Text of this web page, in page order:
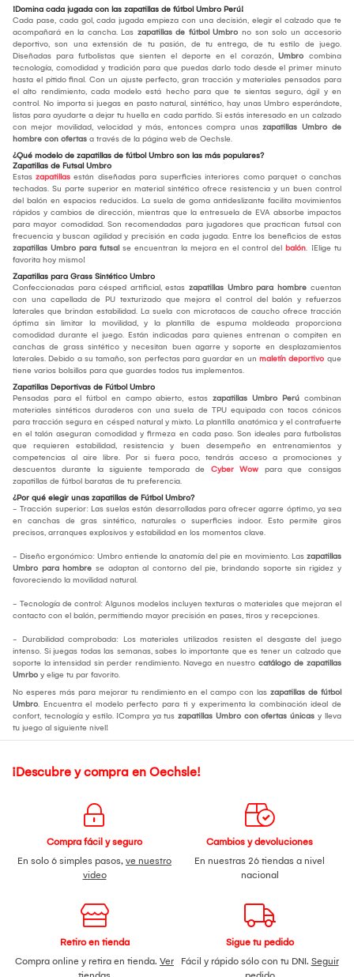
¡Domina cada jugada con las zapatillas de fútbol Umbro Perú!
Cada pase, cada gol, cada jugada empieza con una decisión, elegir el calzado que te
acompañará en la cancha. Las zapatillas de fútbol Umbro no son solo un accesorio
deportivo, son una extensión de tu pasión, de tu entrega, de tu estilo de juego.
Diseñadas para futbolistas que sienten el deporte en el corazón, Umbro combina
tecnología, comodidad y tradición para que puedas darlo todo desde el primer minuto
hasta el pitido final. Con un ajuste perfecto, gran tracción y materiales pensados para
el alto rendimiento, cada modelo está hecho para que te sientas seguro, ágil y en
control. No importa si juegas en pasto natural, sintético, hay unas Umbro esperándote,
listas para ayudarte a dejar tu huella en cada partido. Si estás interesado en un calzado
con mejor movilidad, velocidad y más, entonces compra unas zapatillas Umbro de
hombre con ofertas a través de la página web de Oechsle.
¿Qué modelo de zapatillas de fútbol Umbro son las más populares?
Zapatillas de Futsal Umbro
Estas zapatillas están diseñadas para superficies interiores como parquet o canchas
techadas. Su parte superior en material sintético ofrece resistencia y un buen control
del balón en espacios reducidos. La suela de goma antideslizante facilita movimientos
rápidos y cambios de dirección, mientras que la entresuela de EVA absorbe impactos
para mayor comodidad. Son recomendadas para jugadores que practican futsal con
frecuencia y buscan agilidad y precisión en cada jugada. Entre los beneficios de estas
zapatillas Umbro para futsal se encuentran la mejora en el control del balón. ¡Elige tu
favorita hoy mismo!
Zapatillas para Grass Sintético Umbro
Confeccionadas para césped artificial, estas zapatillas Umbro para hombre cuentan
con una capellada de PU texturizado que mejora el control del balón y refuerzos
laterales que brindan estabilidad. La suela con microtacos de caucho ofrece tracción
óptima sin limitar la movilidad, y la plantilla de espuma moldeada proporciona
comodidad durante el juego. Están indicadas para quienes entrenan o compiten en
canchas de grass sintético y necesitan buen agarre y soporte en desplazamientos
laterales. Debido a su tamaño, son perfectas para guardar en un maletín deportivo que
tiene varios bolsillos para que guardes todos tus implementos.
Zapatillas Deportivas de Fútbol Umbro
Pensadas para el fútbol en campo abierto, estas zapatillas Umbro Perú combinan
materiales sintéticos duraderos con una suela de TPU equipada con tacos cónicos
para tracción segura en césped natural y mixto. La plantilla anatómica y el contrafuerte
en el talón aseguran comodidad y firmeza en cada paso. Son ideales para futbolistas
que requieren estabilidad, resistencia y buen desempeño en entrenamientos y
competencias al aire libre. Por si fuera poco, tendrás acceso a promociones y
descuentos durante la siguiente temporada de Cyber Wow para que consigas
zapatillas de fútbol baratas de tu preferencia.
¿Por qué elegir unas zapatillas de Fútbol Umbro?
- Tracción superior: Las suelas están desarrolladas para ofrecer agarre óptimo, ya sea
en canchas de gras sintético, naturales o superficies indoor. Esto permite giros
precisos, arranques explosivos y estabilidad en los momentos clave.
- Diseño ergonómico: Umbro entiende la anatomía del pie en movimiento. Las zapatillas
Umbro para hombre se adaptan al contorno del pie, brindando soporte sin rigidez y
favoreciendo la movilidad natural.
- Tecnología de control: Algunos modelos incluyen texturas o materiales que mejoran el
contacto con el balón, permitiendo mayor precisión en pases, tiros y recepciones.
- Durabilidad comprobada: Los materiales utilizados resisten el desgaste del juego
intenso. Si juegas todas las semanas, sabes lo importante que es tener un calzado que
soporte la intensidad sin perder rendimiento. Navega en nuestro catálogo de zapatillas
Umrbo y elige tu par favorito.
No esperes más para mejorar tu rendimiento en el campo con las zapatillas de fútbol
Umbro. Encuentra el modelo perfecto para ti y experimenta la combinación ideal de
confort, tecnología y estilo. ¡Compra ya tus zapatillas Umbro con ofertas únicas y lleva
tu juego al siguiente nivel!
¡Descubre y compra en Oechsle!
Compra fácil y seguro
En solo 6 simples pasos, ve nuestro
video
Cambios y devoluciones
En nuestras 26 tiendas a nivel
nacional
Retiro en tienda
Compra online y retira en tienda. Ver
Sigue tu pedido
Fácil y rápido sólo con tu DNI. Seguir